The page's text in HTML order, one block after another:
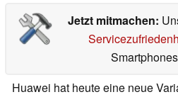
Jetzt mitmachen:
Huawei hat heute eine neue